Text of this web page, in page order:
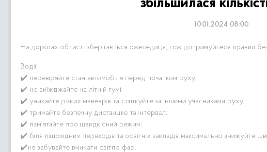
збільшилася
10.01.2024 08:00
На дорогах області зберігається ожеледиця, тож дотримуйтеся правил
Водії:
✔️ перевіряйте стан автомобіля перед початком руху;
✔️ не виїжджайте на літній гумі;
✔️ уникайте різких маневрів та слідкуйте за іншими учасниками руху;
✔️ тримайте безпечну дистанцію та інтервал;
✔️ пам’ятайте про швидкісний режим;
✔️ біля пішохідних переходів та освітніх закладів максимально знижуйте
✔️не забувайте вмикати світло фар.